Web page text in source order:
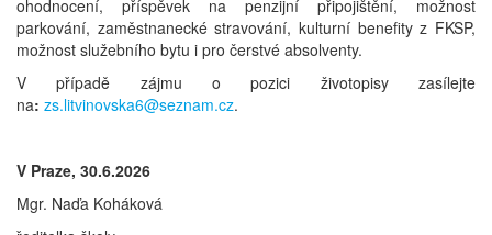
ohodnocení, příspěvek na penzijní připojištění, možnost
parkování, zaměstnanecké stravování, kulturní benefity z FKSP,
možnost služebního bytu i pro čerstvé absolventy.
V případě zájmu o pozici životopisy zasílejte
na: zs.litvinovska6@seznam.cz.
V Praze, 30.6.2026
Mgr. Naďa Koháková